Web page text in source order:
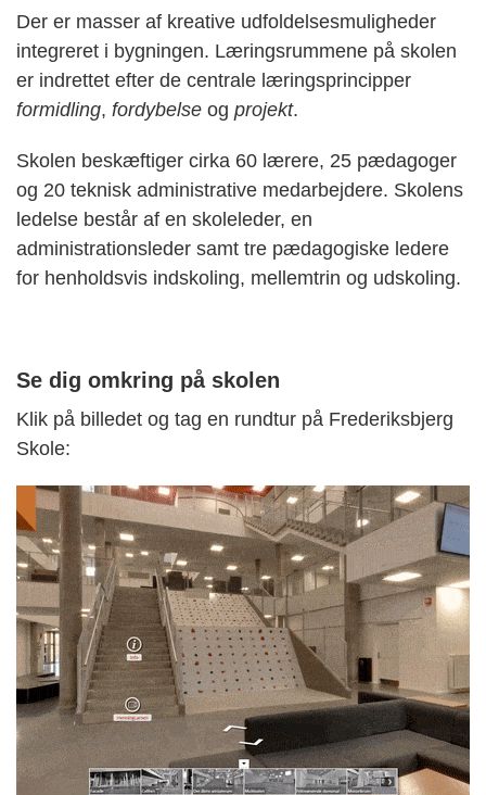
Der er masser af kreative udfoldelsesmuligheder
integreret i bygningen. Læringsrummene på skolen
er indrettet efter de centrale læringsprincipper
formidling, fordybelse og projekt.
Skolen beskæftiger cirka 60 lærere, 25 pædagoger
og 20 teknisk administrative medarbejdere. Skolens
ledelse består af en skoleleder, en
administrationsleder samt tre pædagogiske ledere
for henholdsvis indskoling, mellemtrin og udskoling.
Se dig omkring på skolen
Klik på billedet og tag en rundtur på Frederiksbjerg
Skole: